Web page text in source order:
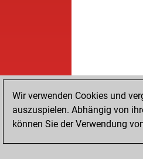
Wir verwenden Cookies und
auszuspielen. Abhängig von
können Sie der Verwendung